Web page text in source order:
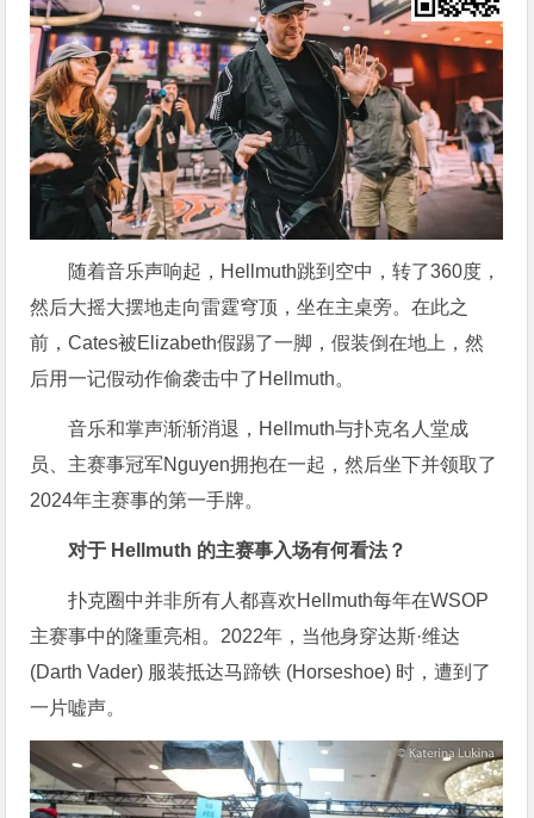
随着音乐声响起，Hellmuth跳到空中，转了360度，
然后大摇大摆地走向雷霆穹顶，坐在主桌旁。在此之
前，Cates被Elizabeth假踢了一脚，假装倒在地上，然
后用一记假动作偷袭击中了Hellmuth。
音乐和掌声渐渐消退，Hellmuth与扑克名人堂成
员、主赛事冠军Nguyen拥抱在一起，然后坐下并领取了
2024年主赛事的第一手牌。
对于 Hellmuth 的主赛事入场有何看法？
扑克圈中并非所有人都喜欢Hellmuth每年在WSOP
主赛事中的隆重亮相。2022年，当他身穿达斯·维达
(Darth Vader) 服装抵达马蹄铁 (Horseshoe) 时，遭到了
一片嘘声。